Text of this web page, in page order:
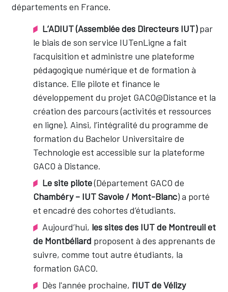
départements en France.
L’ADIUT (Assemblée des Directeurs IUT)par
le biais de son service IUTenLigne a fait
l’acquisition et administre une plateforme
pédagogique numérique et de formation à
distance. Elle pilote et finance le
développement du projet GACO@Distance et la
création des parcours (activités et ressources
en ligne). Ainsi, l’intégralité du programme de
formation du Bachelor Universitaire de
Technologie est accessible sur la plateforme
GACO à Distance.
Le site pilote(Département GACO de
Chambéry – IUT Savoie / Mont-Blanc) a porté
et encadré des cohortes d’étudiants.
Aujourd’hui, les sites des IUT de Montreuil et
de Montbéliard proposent à des apprenants de
suivre, comme tout autre étudiants, la
formation GACO.
Dès l'année prochaine, l'IUT de Vélizy